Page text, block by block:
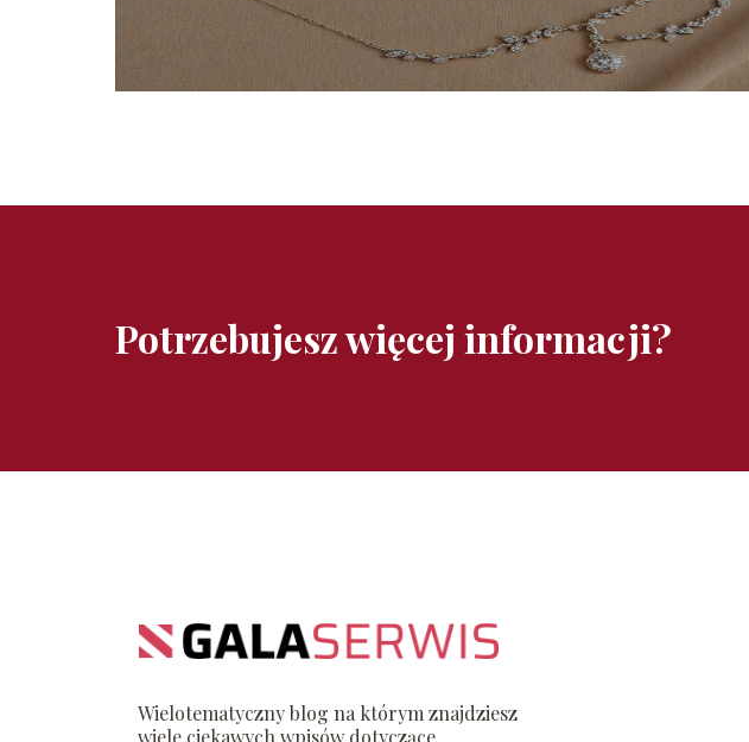
Potrzebujesz więcej informacji?
Wielotematyczny blog na którym znajdziesz
wiele ciekawych wpisów dotyczące